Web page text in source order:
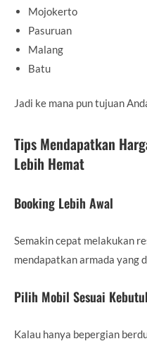
Mojokerto
Pasuruan
Malang
Batu
Jadi ke mana pun tujuan
Tips Mendapatkan
Lebih Hemat
Booking Lebih Awal
Semakin cepat melakukan
mendapatkan armada yang
Pilih Mobil Sesuai
Kalau hanya bepergian